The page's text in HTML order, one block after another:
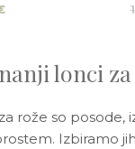
lonci
rože so posode,
Izbiramo